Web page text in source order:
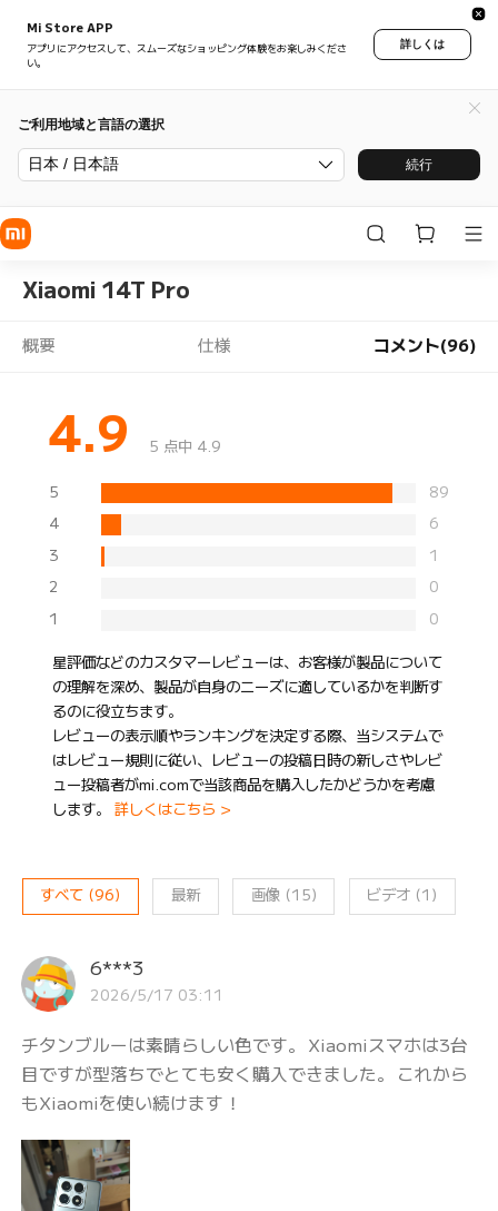
Mi Store APP
アプリにアクセスして、スムーズなショッピング体験をお楽しみくださ
い。
詳しくは
ご利用地域と言語の選択
日本 / 日本語 続行
Xiaomi 14T Pro
概要 仕様 コメント(96)
4.9 5 点中 4.9
5
89
4
6
3
1
2
0
1
0
星評価などのカスタマーレビューは、お客様が製品について
の理解を深め、製品が自身のニーズに適しているかを判断す
るのに役立ちます。
レビューの表示順やランキングを決定する際、当システムで
はレビュー規則に従い、レビューの投稿日時の新しさやレビ
ュー投稿者がmi.comで当該商品を購入したかどうかを考慮
します。
詳しくはこちら >
すべて (96) 最新 画像 ( 15) ビデオ ( 1 )
6***3
2026/5/17 03:11
チタンブルーは素晴らしい色です。 Xiaomiスマホは3台
目ですが型落ちでとても安く購入できました。 これから
もXiaomiを使い続けます！